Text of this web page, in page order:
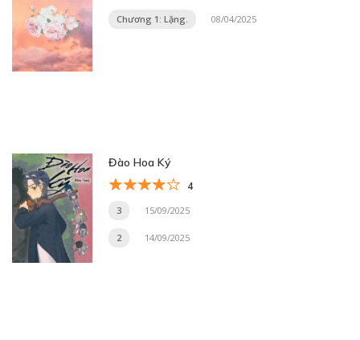
Chương 1: Lặng. 08/04/2025
Đào Hoa Ký
4
3 15/09/2025
2 14/09/2025